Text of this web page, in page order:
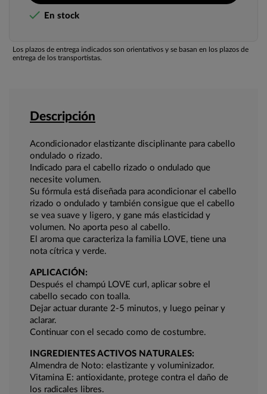
 En stock
Los plazos de entrega indicados son orientativos y se basan en los plazos de
entrega de los transportistas.
Descripción
Acondicionador elastizante disciplinante para cabello
ondulado o rizado.
Indicado para el cabello rizado o ondulado que
necesite volumen.
Su fórmula está diseñada para acondicionar el cabello
rizado o ondulado y también consigue que el cabello
se vea suave y ligero, y gane más elasticidad y
volumen. No aporta peso al cabello.
El aroma que caracteriza la familia LOVE, tiene una
nota cítrica y verde.
APLICACIÓN:
Después el champú LOVE curl, aplicar sobre el
cabello secado con toalla.
Dejar actuar durante 2-5 minutos, y luego peinar y
aclarar.
Continuar con el secado como de costumbre.
INGREDIENTES ACTIVOS NATURALES:
Almendra de Noto: elastizante y voluminizador.
Vitamina E: antioxidante, protege contra el daño de
los radicales libres.